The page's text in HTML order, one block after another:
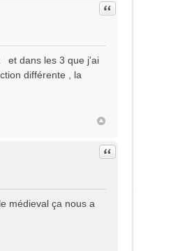
Citation
et dans les 3 que j'ai
différente , la
Citation
médieval ça nous a